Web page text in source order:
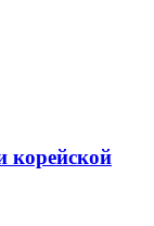
корейской